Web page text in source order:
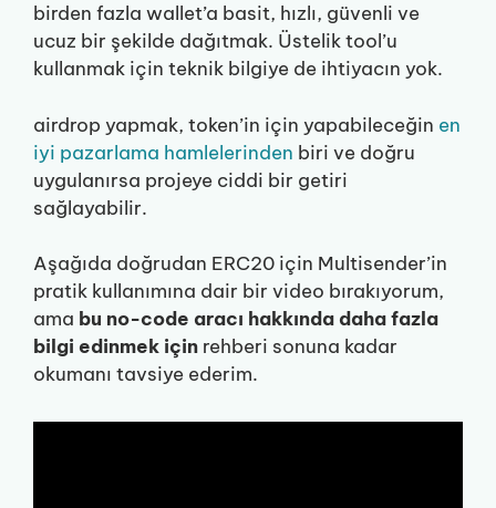
birden fazla wallet’a basit, hızlı, güvenli ve
ucuz bir şekilde dağıtmak. Üstelik tool’u
kullanmak için teknik bilgiye de ihtiyacın yok.
airdrop yapmak, token’in için yapabileceğin en
iyi pazarlama hamlelerinden biri ve doğru
uygulanırsa projeye ciddi bir getiri
sağlayabilir.
Aşağıda doğrudan ERC20 için Multisender’in
pratik kullanımına dair bir video bırakıyorum,
ama bu no-code aracı hakkında daha fazla
bilgi edinmek için rehberi sonuna kadar
okumanı tavsiye ederim.